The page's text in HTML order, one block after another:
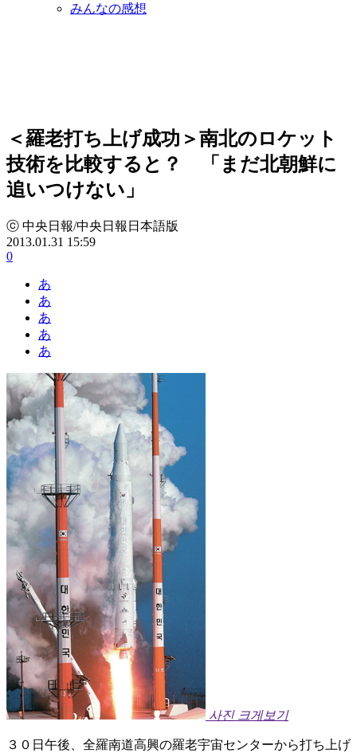
みんなの感想
＜羅老打ち上げ成功＞南北のロケット
技術を比較すると？ 「まだ北朝鮮に
追いつけない」
ⓒ 中央日報/中央日報日本語版
2013.01.31 15:59
0
あ
あ
あ
あ
あ
사진 크게보기
３０日午後、全羅南道高興の羅老宇宙センターから打ち上げ